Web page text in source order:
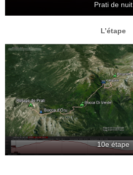
Prati de nuit
L’étape
10e étape